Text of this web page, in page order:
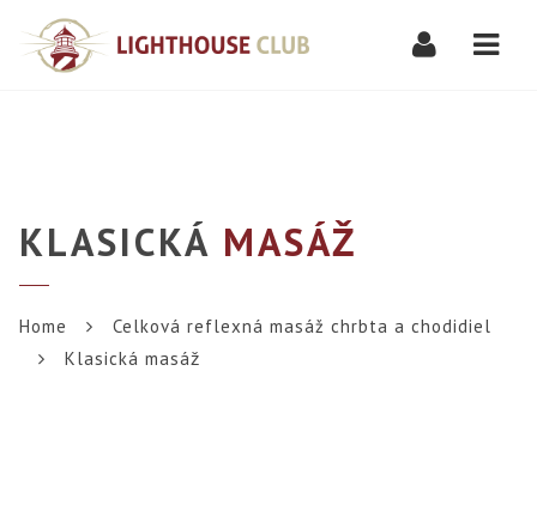
KLASICKÁ MASÁŽ
Home
Celková reflexná masáž chrbta a chodidiel
Klasická masáž